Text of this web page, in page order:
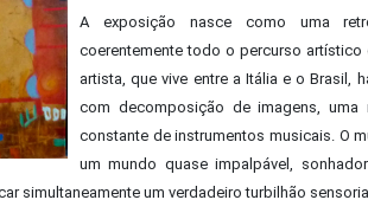
A exposição nasce como uma
coerentemente todo o percurso
artista, que vive entre a Itália e o Brasil,
com decomposição de imagens,
constante de instrumentos musicais. O
um mundo quase impalpável,
simultaneamente um verdadeiro turbilhão